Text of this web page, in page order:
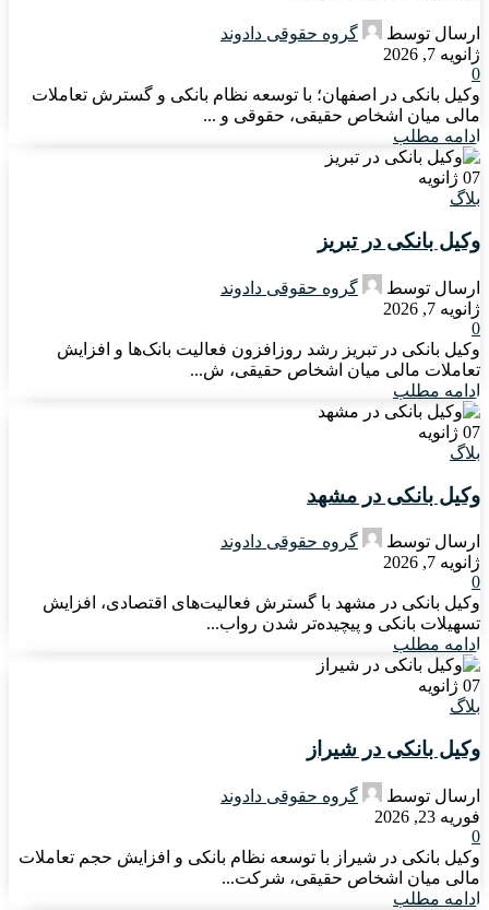
ارسال توسط
گروه حقوقی دادوند
ژانویه 7, 2026
0
وکیل بانکی در اصفهان؛ با توسعه نظام بانکی و گسترش تعاملات
مالی میان اشخاص حقیقی، حقوقی و ...
ادامه مطلب
07 ژانویه
بلاگ
وکیل بانکی در تبریز
ارسال توسط
گروه حقوقی دادوند
ژانویه 7, 2026
0
وکیل بانکی در تبریز رشد روزافزون فعالیت بانک‌ها و افزایش
تعاملات مالی میان اشخاص حقیقی، ش...
ادامه مطلب
07 ژانویه
بلاگ
وکیل بانکی در مشهد
ارسال توسط
گروه حقوقی دادوند
ژانویه 7, 2026
0
وکیل بانکی در مشهد با گسترش فعالیت‌های اقتصادی، افزایش
تسهیلات بانکی و پیچیده‌تر شدن رواب...
ادامه مطلب
07 ژانویه
بلاگ
وکیل بانکی در شیراز
ارسال توسط
گروه حقوقی دادوند
فوریه 23, 2026
0
وکیل بانکی در شیراز با توسعه نظام بانکی و افزایش حجم تعاملات
مالی میان اشخاص حقیقی، شرکت‌...
ادامه مطلب